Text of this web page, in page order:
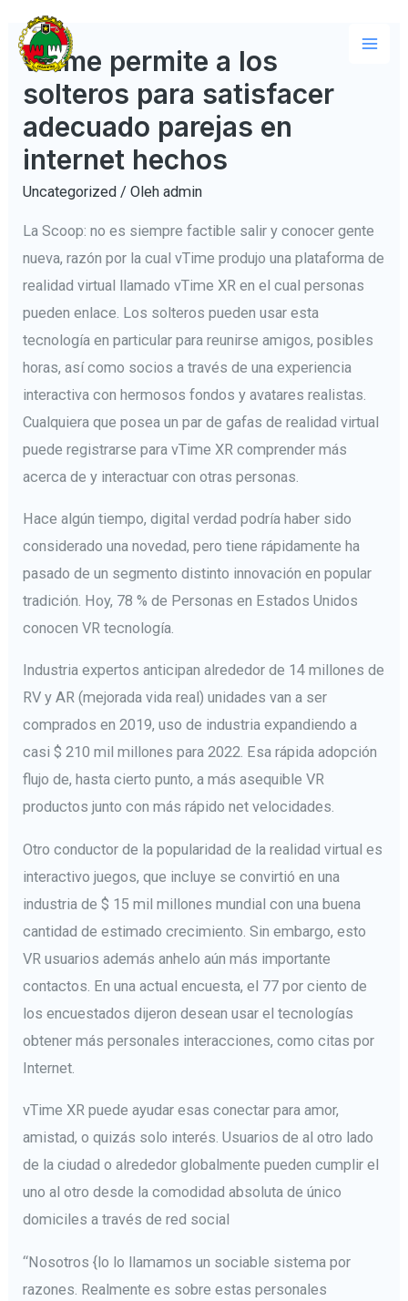
Lewati
kontenvTime permite a los
solteros para satisfacer
adecuado parejas en
internet hechos
Uncategorized / Olehadmin
La Scoop: no es siempre factible salir y conocer gente
nueva, razón por la cual vTime produjo una plataforma de
realidad virtual llamado vTime XR en el cual personas
pueden enlace. Los solteros pueden usar esta
tecnología en particular para reunirse amigos, posibles
horas, así como socios a través de una experiencia
interactiva con hermosos fondos y avatares realistas.
Cualquiera que posea un par de gafas de realidad virtual
puede registrarse para vTime XR comprender más
acerca de y interactuar con otras personas.
Hace algún tiempo, digital verdad podría haber sido
considerado una novedad, pero tiene rápidamente ha
pasado de un segmento distinto innovación en popular
tradición. Hoy, 78 % de Personas en Estados Unidos
conocen VR tecnología.
Industria expertos anticipan alrededor de 14 millones de
RV y AR (mejorada vida real) unidades van a ser
comprados en 2019, uso de industria expandiendo a
casi $ 210 mil millones para 2022. Esa rápida adopción
flujo de, hasta cierto punto, a más asequible VR
productos junto con más rápido net velocidades.
Otro conductor de la popularidad de la realidad virtual es
interactivo juegos, que incluye se convirtió en una
industria de $ 15 mil millones mundial con una buena
cantidad de estimado crecimiento. Sin embargo, esto
VR usuarios además anhelo aún más importante
contactos. En una actual encuesta, el 77 por ciento de
los encuestados dijeron desean usar el tecnologías
obtener más personales interacciones, como citas por
Internet.
vTime XR puede ayudar esas conectar para amor,
amistad, o quizás solo interés. Usuarios de al otro lado
de la ciudad o alrededor globalmente pueden cumplir el
uno al otro desde la comodidad absoluta de único
domiciles a través de red social
“Nosotros {lo lo llamamos un sociable sistema por
razones. Realmente es sobre estas personales